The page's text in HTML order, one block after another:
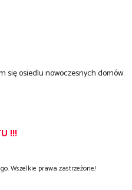
się osiedlu nowoczesnych domów.
!!!
Wszelkie prawa zastrzeżone!